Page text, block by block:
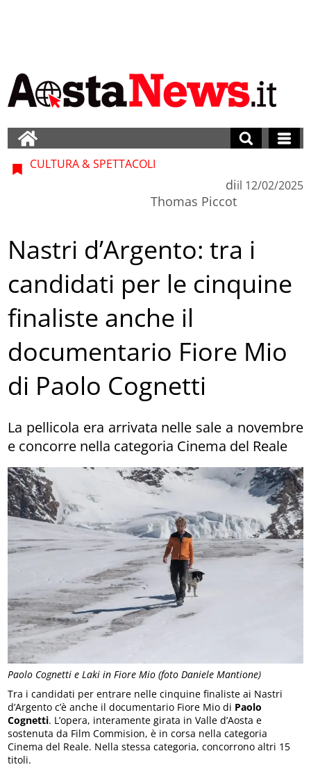
Paolo Cognetti e Laki in Fiore Mio (foto Daniele Mantione)
CULTURA & SPETTACOLI
di
Thomas Piccot
il 12/02/2025
Nastri d’Argento: tra i
candidati per le cinquine
finaliste anche il
documentario Fiore Mio
di Paolo Cognetti
La pellicola era arrivata nelle sale a novembre
e concorre nella categoria Cinema del Reale
Tra i candidati per entrare nelle cinquine finaliste ai Nastri
d’Argento c’è anche il documentario Fiore Mio di Paolo
Cognetti. L’opera, interamente girata in Valle d’Aosta e
sostenuta da Film Commision, è in corsa nella categoria
Cinema del Reale. Nella stessa categoria, concorrono altri 15
titoli.